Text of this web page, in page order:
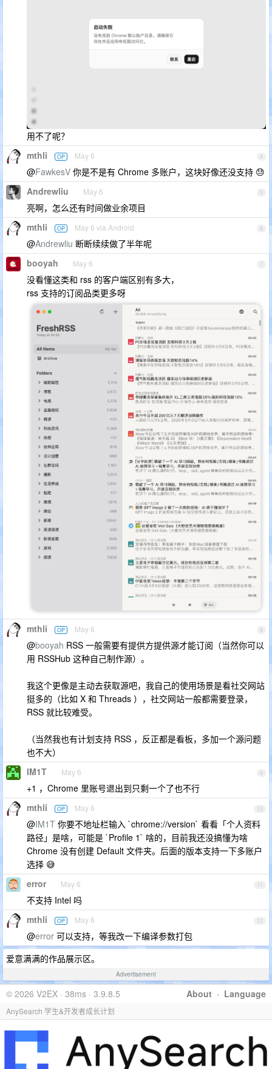
用不了呢？
4
mthli OP May 6
@FawkesV 你是不是有 Chrome 多账户，这块好像还没支持 😓
5
Andrewliu May 6
亮啊，怎么还有时间做业余项目
6
mthli OP May 6 via Android
@Andrewliu 断断续续做了半年呢
7
booyah May 6
没看懂这类和 rss 的客户端区别有多大，
rss 支持的订阅品类更多呀
8
mthli OP May 6
@booyah RSS 一般需要有提供方提供源才能订阅（当然你可以
用 RSSHub 这种自己制作源）。
我这个更像是主动去获取源吧，我自己的使用场景是看社交网站
挺多的（比如 X 和 Threads ），社交网站一般都需要登录，
RSS 就比较难受。
（当然我也有计划支持 RSS ，反正都是看板，多加一个源问题
也不大）
9
IM1T May 6
+1 ，Chrome 里账号退出到只剩一个了也不行
10
mthli OP May 6
@IM1T 你要不地址栏输入 `chrome://version` 看看「个人资料
路径」是啥，可能是 `Profile 1` 啥的，目前我还没搞懂为啥
Chrome 没有创建 Default 文件夹。后面的版本支持一下多账户
选择 😅
11
error May 6
不支持 Intel 吗
12
mthli OP May 6
@error 可以支持，等我改一下编译参数打包
爱意满满的作品展示区。
Advertisement
About · Language
© 2026 V2EX · 38ms · 3.9.8.5
AnySearch 学生&开发者成长计划